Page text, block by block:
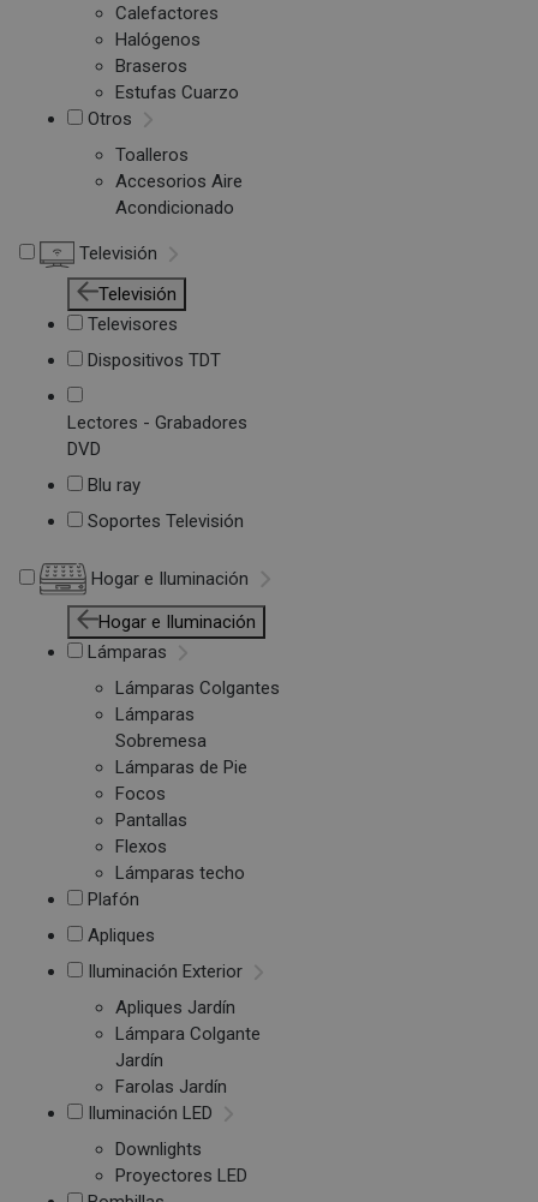
Calefactores
Halógenos
Braseros
Estufas Cuarzo
Otros
Toalleros
Accesorios Aire
Acondicionado
Televisión
Televisión
Televisores
Dispositivos TDT
Lectores - Grabadores
DVD
Blu ray
Soportes Televisión
Hogar e Iluminación
Hogar e Iluminación
Lámparas
Lámparas Colgantes
Lámparas
Sobremesa
Lámparas de Pie
Focos
Pantallas
Flexos
Lámparas techo
Plafón
Apliques
Iluminación Exterior
Apliques Jardín
Lámpara Colgante
Jardín
Farolas Jardín
Iluminación LED
Downlights
Proyectores LED